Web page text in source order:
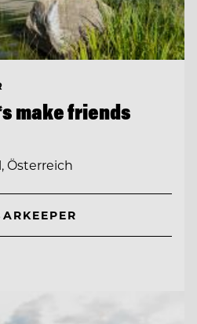
make friends
Österreich
RANG / BARKEEPER